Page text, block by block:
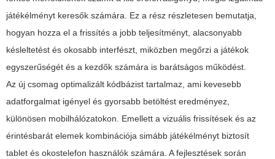
játékélményt keresők számára. Ez a rész részletesen bemutatja,
hogyan hozza el a frissítés a jobb teljesítményt, alacsonyabb
késleltetést és okosabb interfészt, miközben megőrzi a játékok
egyszerűségét és a kezdők számára is barátságos működést.
Az új csomag optimalizált kódbázist tartalmaz, ami kevesebb
adatforgalmat igényel és gyorsabb betöltést eredményez,
különösen mobilhálózatokon. Emellett a vizuális frissítések és az
érintésbarát elemek kombinációja simább játékélményt biztosít
tablet és okostelefon használók számára. A fejlesztések során